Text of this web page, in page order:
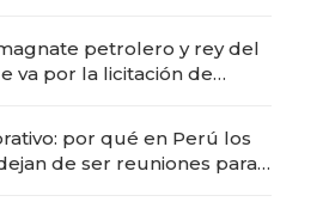
petrolero y rey del
va por la licitación de
por qué en Perú los
de ser reuniones para